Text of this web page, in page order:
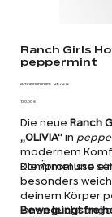
Ranch Girls
peppermint
Artikelnummer:
Artikelnummer:
26 7212
Preis
130,00 €
Die neue Ranch
„OLIVIA“ in
modernem
Kompromisse
Die Ärmel und
besonders
deinem Körper
Innen leicht